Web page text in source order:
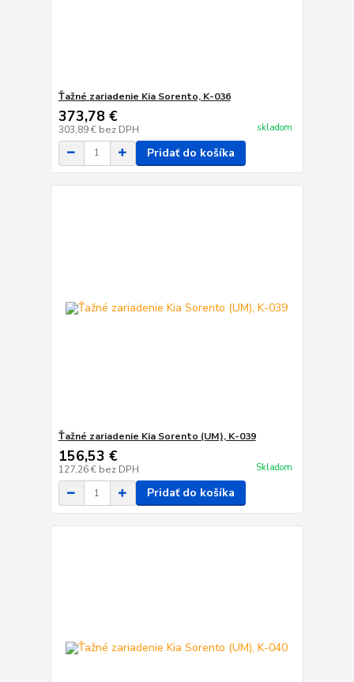
Ťažné zariadenie Kia Sorento, K-036
373,78 €
303,89 € bez DPH skladom
Pridať do košíka
Ťažné zariadenie Kia Sorento (UM), K-039
156,53 €
127,26 € bez DPH Skladom
Pridať do košíka